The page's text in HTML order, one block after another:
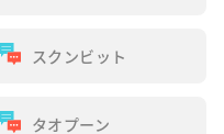
スクンビット
タオプーン